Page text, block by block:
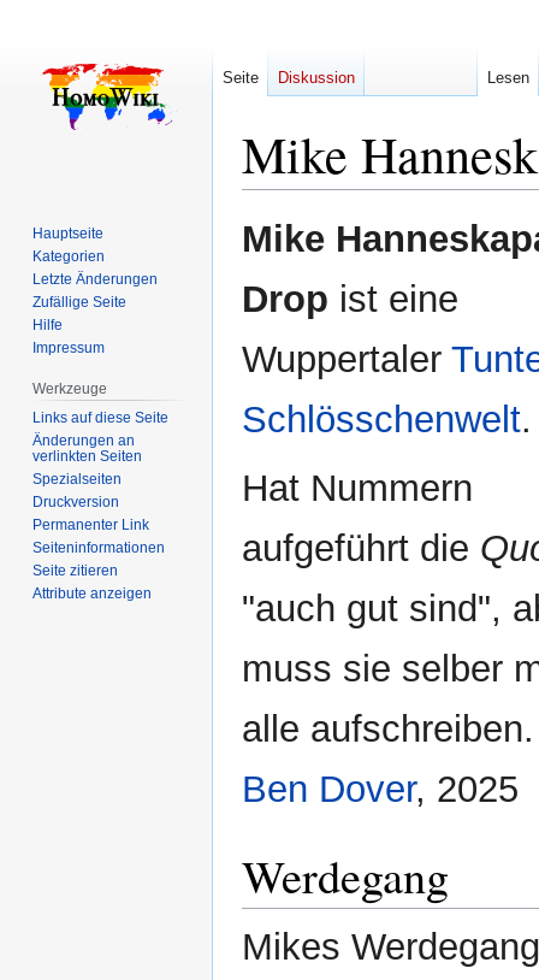
Mike
Zur
Navigation
Zur
Suche
Mike
Drop ist eine
Wuppertaler
Schlösschenwelt.
Hat Nummern
aufgeführt die
"auch gut sind",
muss sie selber
alle
Ben Dover, 2025
Werdegang
Mikes
Seite Diskussion Lesen
Hauptseite
Kategorien
Letzte Änderungen
Zufällige Seite
Hilfe
Impressum
Werkzeuge
Links auf diese Seite
Änderungen an
verlinkten Seiten
Spezialseiten
Druckversion
Permanenter Link
Seiten­­informationen
Seite zitieren
Attribute anzeigen